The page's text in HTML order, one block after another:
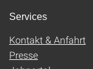
Services
Kontakt & Anfahrt
Presse